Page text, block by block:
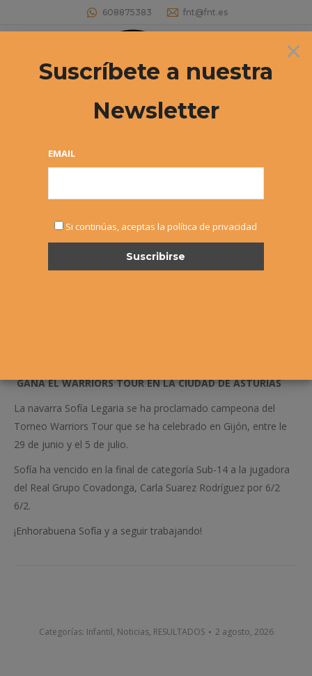
608875383 fnt@fnt.es
Buscar:
GANA EL WARRIORS TOUR EN LA CIUDAD DE ASTURIAS
La navarra Sofía Legaria se ha proclamado campeona del
Torneo Warriors Tour que se ha celebrado en Gijón, entre le
29 de junio y el 5 de julio.
Sofía ha vencido en la final de categoría Sub-14 a la jugadora
del Real Grupo Covadonga, Carla Suarez Rodríguez por 6/2
6/2.
¡Enhorabuena Sofía y a seguir trabajando!
Categorías: Infantil, Noticias, RESULTADOS 2 agosto, 2026
×
Suscríbete a nuestra
Newsletter
EMAIL
Si continúas, aceptas la política de privacidad